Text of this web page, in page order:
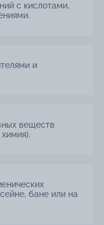
с кислотами,
и
веществ
бане или на